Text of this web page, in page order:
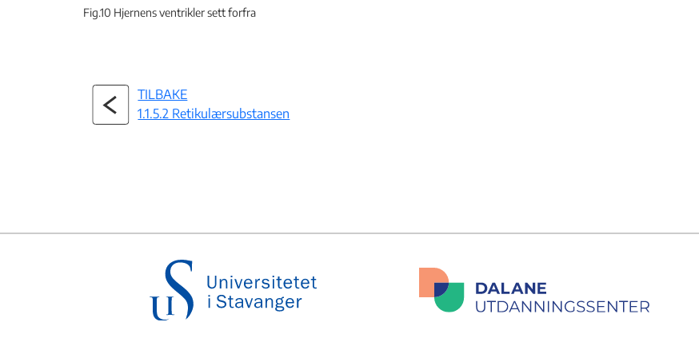
Fig.10 Hjernens ventrikler sett forfra
TILBAKE
1.1.5.2 Retikulærsubstansen